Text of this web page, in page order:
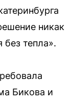
никак
без тепла».
Бикова и